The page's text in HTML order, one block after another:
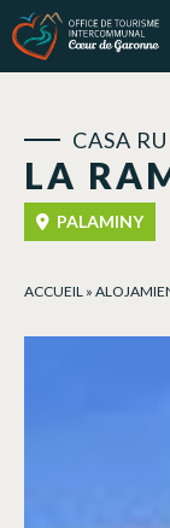
LA
CASA
PALAMINY
ACCUEIL »
Panel de gestión de